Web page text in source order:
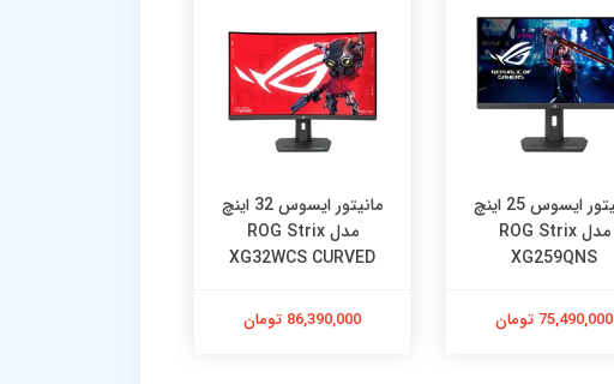
مانیتور ایسوس 25 اینچ
مدل ROG Strix
XG259QNS
75,490,000 تومان
مانیتور ایسوس 32 اینچ
مدل ROG Strix
XG32WCS CURVED
86,390,000 تومان